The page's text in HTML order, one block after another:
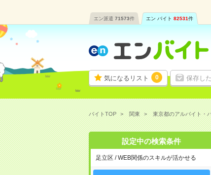
エン派遣 71573件 エン バイト 82531件
気になるリスト 0 保存し
バイトTOP 関東 東京都のアルバイト・
設定中の検索条件
足立区 / WEB関係のスキルが活かせる